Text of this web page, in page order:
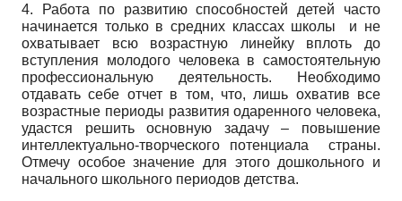
4. Работа по развитию способностей детей часто
начинается только в средних классах школы и не
охватывает всю возрастную линейку вплоть до
вступления молодого человека в самостоятельную
профессиональную деятельность. Необходимо
отдавать себе отчет в том, что, лишь охватив все
возрастные периоды развития одаренного человека,
удастся решить основную задачу – повышение
интеллектуально-творческого потенциала страны.
Отмечу особое значение для этого дошкольного и
начального школьного периодов детства.